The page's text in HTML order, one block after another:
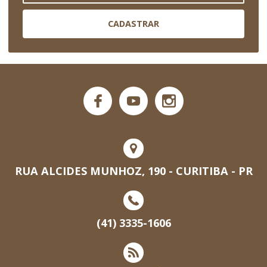
CADASTRAR
RUA ALCIDES MUNHOZ, 190 - CURITIBA - PR
(41) 3335-1606